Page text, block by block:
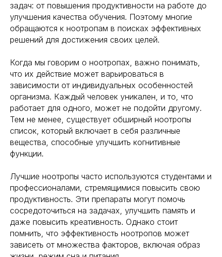
задач: от повышения продуктивности на работе до
улучшения качества обучения. Поэтому многие
обращаются к ноотропам в поисках эффективных
решений для достижения своих целей.
Когда мы говорим о ноотропах, важно понимать,
что их действие может варьироваться в
зависимости от индивидуальных особенностей
организма. Каждый человек уникален, и то, что
работает для одного, может не подойти другому.
Тем не менее, существует обширный ноотропы
список, который включает в себя различные
вещества, способные улучшить когнитивные
функции.
Лучшие ноотропы часто используются студентами и
профессионалами, стремящимися повысить свою
продуктивность. Эти препараты могут помочь
сосредоточиться на задачах, улучшить память и
даже повысить креативность. Однако стоит
помнить, что эффективность ноотропов может
зависеть от множества факторов, включая образ